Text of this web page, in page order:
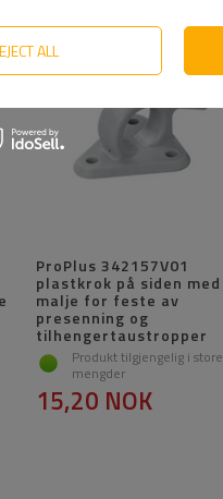
ProPlus 342157V01
plastkrok på siden med
malje for feste av
presenning og
tilhengertaustropper
Produkt tilgjengelig i store
mengder
15,20 NOK
ALL